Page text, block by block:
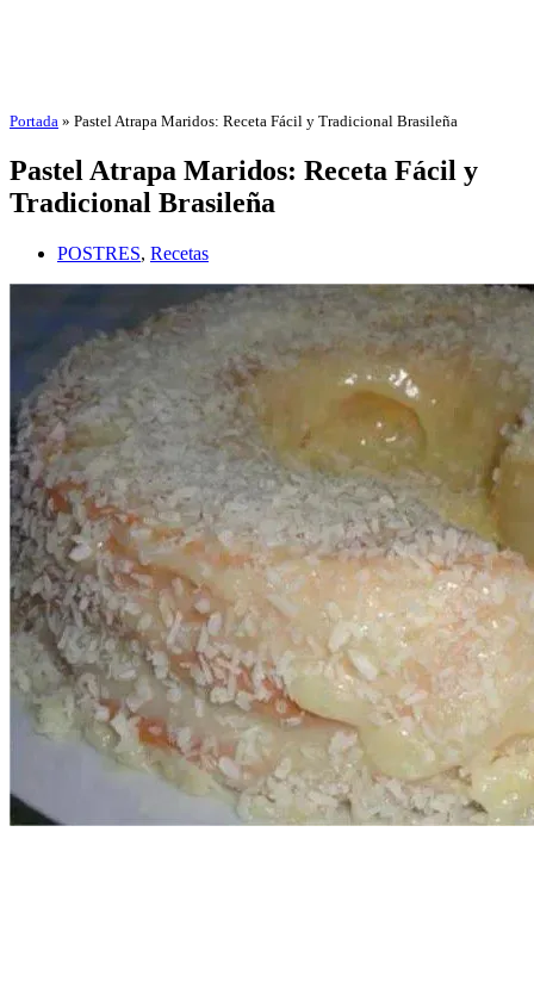
Portada » Pastel Atrapa Maridos: Receta Fácil y Tradicional Brasileña
Pastel Atrapa Maridos: Receta Fácil y
Tradicional Brasileña
POSTRES, Recetas